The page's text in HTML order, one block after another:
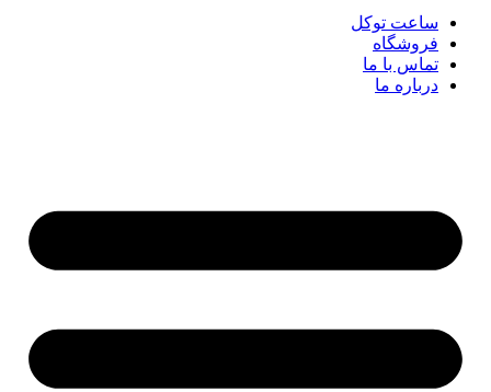
ساعت توکل
فروشگاه
تماس با ما
درباره ما